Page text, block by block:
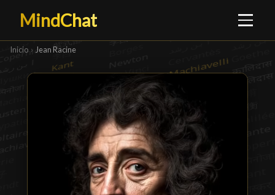
MindChat
Inicio › Jean Racine